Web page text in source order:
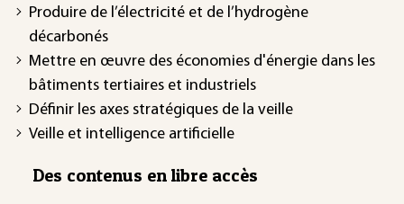
Produire de l’électricité et de l’hydrogène
décarbonés
Mettre en œuvre des économies d'énergie dans les
bâtiments tertiaires et industriels
Définir les axes stratégiques de la veille
Veille et intelligence artificielle
Des contenus en libre accès